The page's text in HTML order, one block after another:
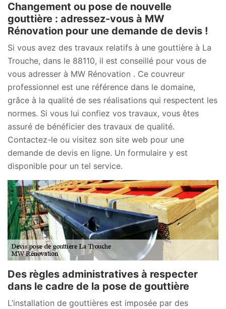
Changement ou pose de nouvelle
gouttière : adressez-vous à MW
Rénovation pour une demande de devis !
Si vous avez des travaux relatifs à une gouttière à La
Trouche, dans le 88110, il est conseillé pour vous de
vous adresser à MW Rénovation . Ce couvreur
professionnel est une référence dans le domaine,
grâce à la qualité de ses réalisations qui respectent les
normes. Si vous lui confiez vos travaux, vous êtes
assuré de bénéficier des travaux de qualité.
Contactez-le ou visitez son site web pour une
demande de devis en ligne. Un formulaire y est
disponible pour un tel service.
Des règles administratives à respecter
dans le cadre de la pose de gouttière
L’installation de gouttières est imposée par des